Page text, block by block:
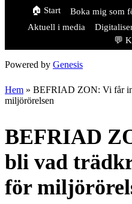
🏠 Start Boka mig som
Aktuell i media
💬
Powered by Genesis
Hem » BEFRIAD ZON: Vi får
miljörörelsen
BEFRIAD
bli vad
för